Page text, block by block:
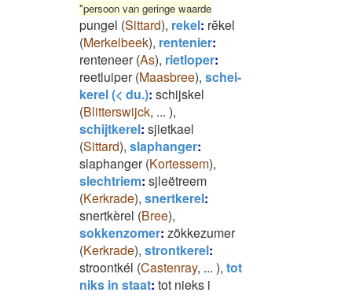
"persoon van geringe waarde
pungel (Sittard), rekel: rĕkel
(Merkelbeek), rentenier:
renteneer(As), rietloper:
reetluiper(Maasbree), schei-
kerel (< du.): schijskel
(Blitterswijck, ... ),
schijtkerel: sjietkael
(Sittard), slaphanger:
slaphanger(Kortessem),
slechtriem: sjleëtreem
(Kerkrade), snertkerel:
snertkèrel (Bree),
sokkenzomer: zökkezumer
(Kerkrade), strontkerel:
stroontkél (Castenray, ... ), tot
niks in staat: tot nieks i